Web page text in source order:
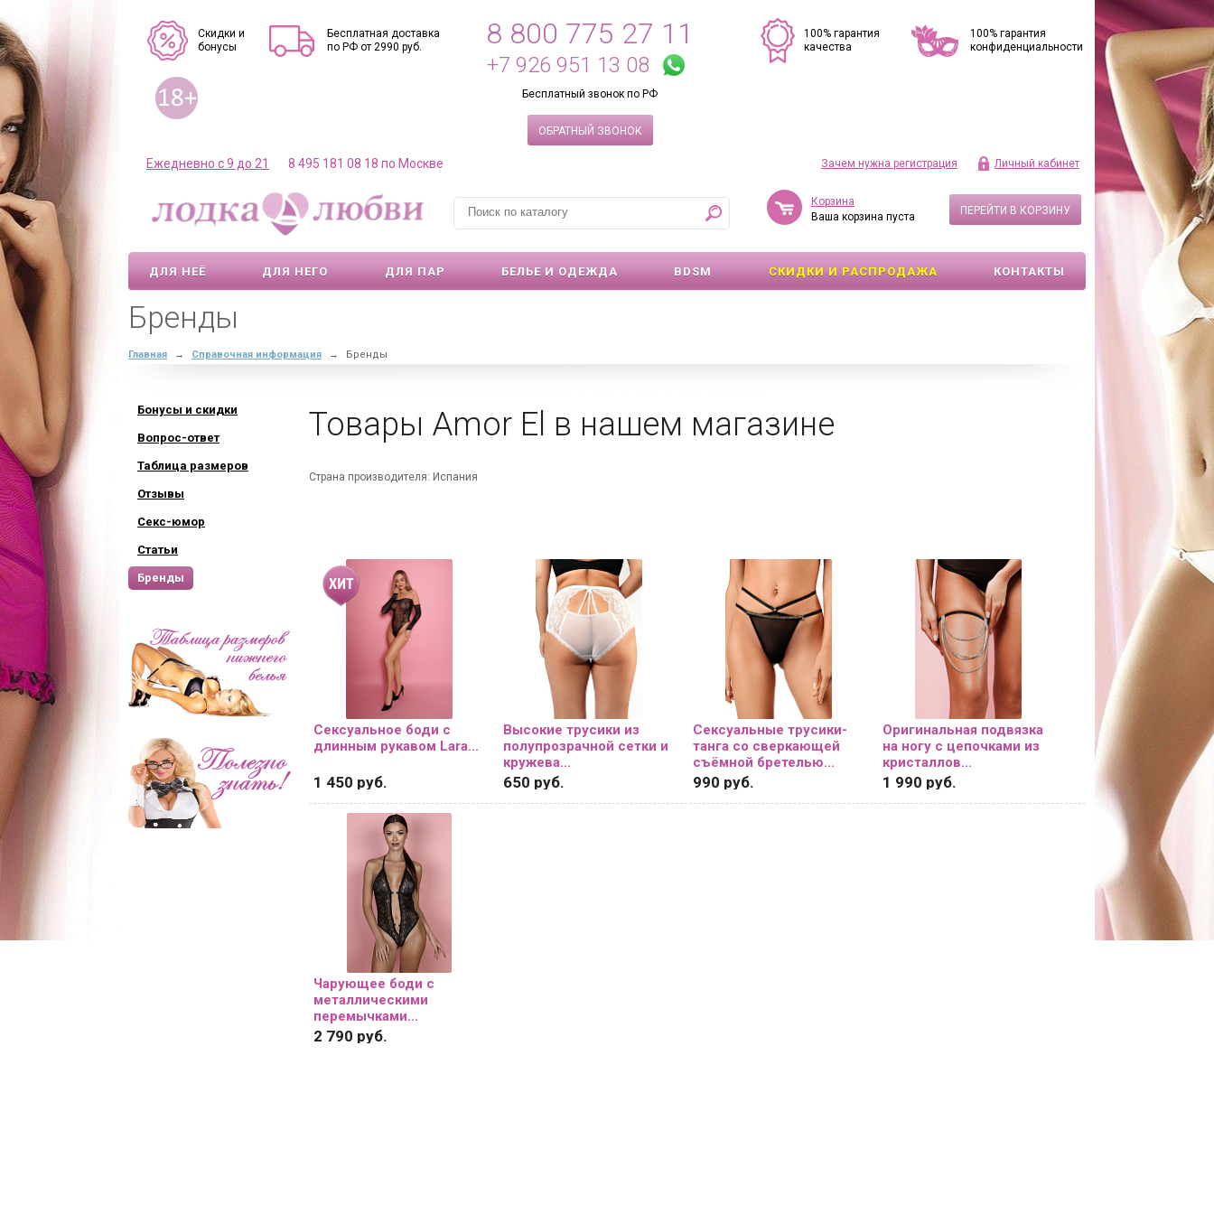
Скидки и
бонусы
Бесплатная доставка
по РФ от 2990 руб.
8 800 775 27 11
+7 926 951 13 08
Бесплатный звонок по РФ
ОБРАТНЫЙ ЗВОНОК
100% гарантия
качества
100% гарантия
конфиденциальности
Зачем нужна регистрация Личный кабинет
Ежедневно с 9 до 21 8 495 181 08 18 по Москве
Корзина
Ваша корзина пуста
ПЕРЕЙТИ В КОРЗИНУ
ДЛЯ НЕЁ ДЛЯ НЕГО ДЛЯ ПАР БЕЛЬЕ И ОДЕЖДА BDSM СКИДКИ И РАСПРОДАЖА КОНТАКТЫ
Бренды
Главная → Справочная информация → Бренды
Бонусы и скидки
Вопрос-ответ
Таблица размеров
Отзывы
Секс-юмор
Статьи
Бренды
Товары Amor El в нашем магазине
Страна производителя: Испания
Сексуальное боди с
длинным рукавом Lara...
1 450 руб.
Высокие трусики из
полупрозрачной сетки и
кружева...
650 руб.
Сексуальные трусики-
танга со сверкающей
съёмной бретелью...
990 руб.
Оригинальная подвязка
на ногу с цепочками из
кристаллов...
1 990 руб.
Чарующее боди с
металлическими
перемычками...
2 790 руб.
Подпишитесь на рассылку,
и Вам придет персональный промокод
НЕ ХОЧУ СКИДКУ
Нажимая на кнопку "Получить промокод", вы соглашаетесь с
действующей на сайте
и даете
в соответствии с ФЗ №152.